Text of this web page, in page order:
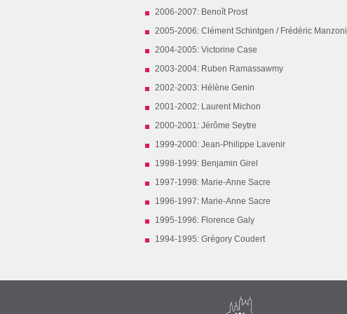
2006-2007: Benoît Prost
2005-2006: Clément Schintgen / Frédéric Manzoni
2004-2005: Victorine Case
2003-2004: Ruben Ramassawmy
2002-2003: Hélène Genin
2001-2002: Laurent Michon
2000-2001: Jérôme Seytre
1999-2000: Jean-Philippe Lavenir
1998-1999: Benjamin Girel
1997-1998: Marie-Anne Sacre
1996-1997: Marie-Anne Sacre
1995-1996: Florence Galy
1994-1995: Grégory Coudert